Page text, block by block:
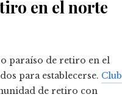
en el norte
paraíso de retiro en el
para establecerse. Club
de retiro con